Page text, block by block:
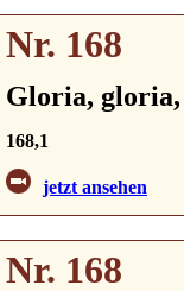
Nr. 168
Gloria, gloria,
168,1
jetzt ansehen
Nr. 168